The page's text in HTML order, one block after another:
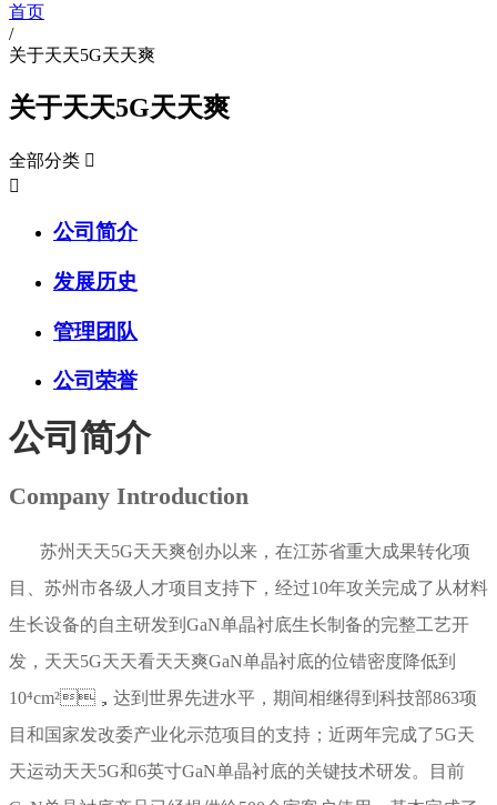
首页
/
关于天天5G天天爽
关于天天5G天天爽
全部分类 

公司简介
发展历史
管理团队
公司荣誉
公司简介
Company Introduction
苏州天天5G天天爽创办以来，在江苏省重大成果转化项
目、苏州市各级人才项目支持下，经过10年攻关完成了从材料
生长设备的自主研发到GaN单晶衬底生长制备的完整工艺开
发，天天5G天天看天天爽GaN单晶衬底的位错密度降低到
10⁴cm²，达到世界先进水平，期间相继得到科技部863项
目和国家发改委产业化示范项目的支持；近两年完成了5G天
天运动天天5G和6英寸GaN单晶衬底的关键技术研发。目前